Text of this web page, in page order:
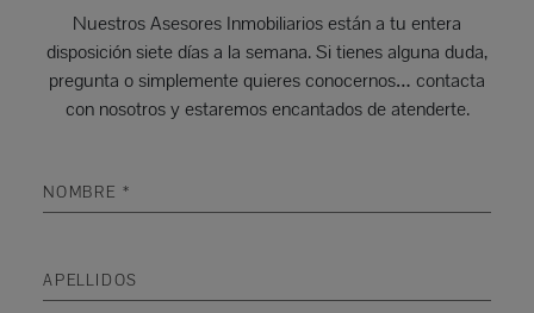
Nuestros Asesores Inmobiliarios están a tu entera
disposición siete días a la semana. Si tienes alguna duda,
pregunta o simplemente quieres conocernos… contacta
con nosotros y estaremos encantados de atenderte.